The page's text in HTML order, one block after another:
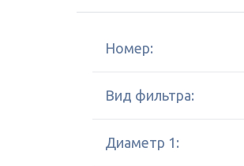
Номер:
Вид фильтра:
Диаметр 1: